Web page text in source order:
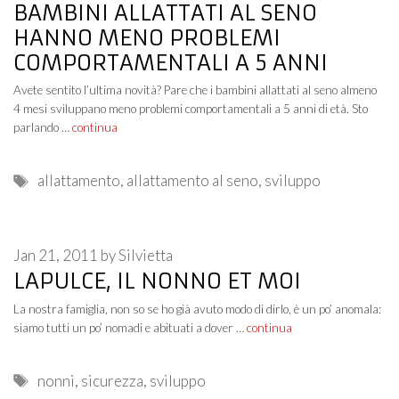
BAMBINI ALLATTATI AL SENO
HANNO MENO PROBLEMI
COMPORTAMENTALI A 5 ANNI
Avete sentito l’ultima novità? Pare che i bambini allattati al seno almeno
4 mesi sviluppano meno problemi comportamentali a 5 anni di età. Sto
parlando …continua
Tags
allattamento, allattamento al seno, sviluppo
LAPULCE, IL NONNO ET MOI
Jan 21, 2011 bySilvietta
La nostra famiglia, non so se ho già avuto modo di dirlo, è un po’ anomala:
siamo tutti un po’ nomadi e abituati a dover … continua
Tags
nonni, sicurezza, sviluppo